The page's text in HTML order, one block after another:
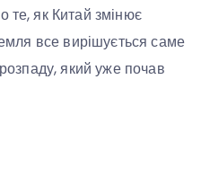
як Китай змінює
все вирішується саме
який уже почав